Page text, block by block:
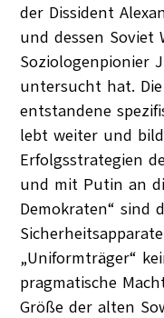
der Dissident
und dessen Soviet
Soziologenpionier
untersucht hat.
entstandene
lebt weiter und
Erfolgsstrategien
und mit Putin an
Demokraten“ sind
„Uniformträger“
pragmatische
Größe der alten